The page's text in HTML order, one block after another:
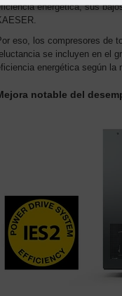
energética, sus
eso, los compresores de
se incluyen en el
energética según la
notable del